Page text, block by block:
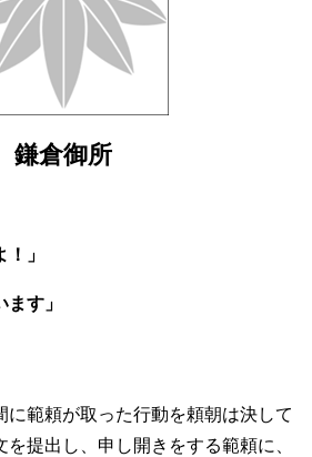
鎌倉御所
」
ます」
に範頼が取った行動を頼朝は決して
提出し、申し開きをする範頼に、